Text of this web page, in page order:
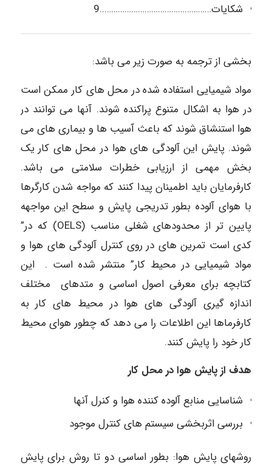
شکایات…………………………………………..9
بخشی از ترجمه به صورت زیر می باشد:
مواد شیمیایی استفاده شده در محل های کار ممکن است
در هوا به اشکال متنوع پراکنده شوند. آنها می توانند در
هوا استنشاق شوند که باعث آسیب ها و بیماری های می
شوند. پایش این آلودگی های هوا در محل های کار یک
بخش مهمی از ارزیابی خطرات سلامتی می باشد.
کارفرمایان باید اطمینان پیدا کنند که مواجه شدن کارگرها
با هوای آلوده بطور تدریجی پایش و سطح این مواجهه
پایین تر از محدودهای شغلی مناسب (OELS) که در”
کدی است تمرین های در روی کنترل آلودگی های هوا و
مواد شیمیایی در محیط کار” منتشر شده است . این
کتابچه برای معرفی اصول اساسی و متدهای مختلف
اندازه گیری آلودگی های هوا در محیط های کار به
کارفرماها این اطلاعات را می دهد که چطور هوای محیط
کار خود را پایش کنند.
هدف از پایش هوا در محل کار
شناسایی منابع آلوده کننده هوا و کنرل آنها
بررسی اثربخشی سیستم های کنترل موجود
روشهای پایش هوا: بطور اساسی دو تا روش برای پایش